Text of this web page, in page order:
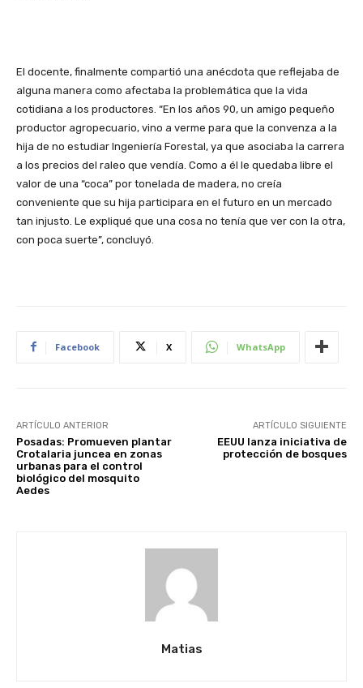
El docente, finalmente compartió una anécdota que reflejaba de
alguna manera como afectaba la problemática que la vida
cotidiana a los productores. “En los años 90, un amigo pequeño
productor agropecuario, vino a verme para que la convenza a la
hija de no estudiar Ingeniería Forestal, ya que asociaba la carrera
a los precios del raleo que vendía. Como a él le quedaba libre el
valor de una “coca” por tonelada de madera, no creía
conveniente que su hija participara en el futuro en un mercado
tan injusto. Le expliqué que una cosa no tenía que ver con la otra,
con poca suerte”, concluyó.
Facebook X WhatsApp
ARTÍCULO ANTERIOR
Posadas: Promueven plantar
Crotalaria juncea en zonas
urbanas para el control
biológico del mosquito
Aedes
ARTÍCULO SIGUIENTE
EEUU lanza iniciativa de
protección de bosques
Matias